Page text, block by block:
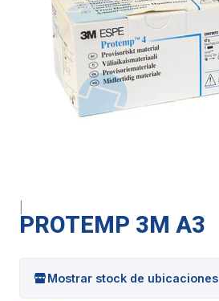
PROTEMP 3M A3
Mostrar stock de ubicaciones